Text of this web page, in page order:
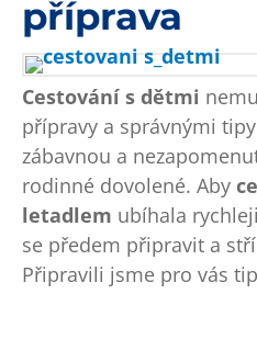
příprava
Cestování s dětmi
přípravy a správnými
zábavnou a
rodinné dovolené. Aby
letadlem ubíhala
se předem připravit a
Připravili jsme pro vás